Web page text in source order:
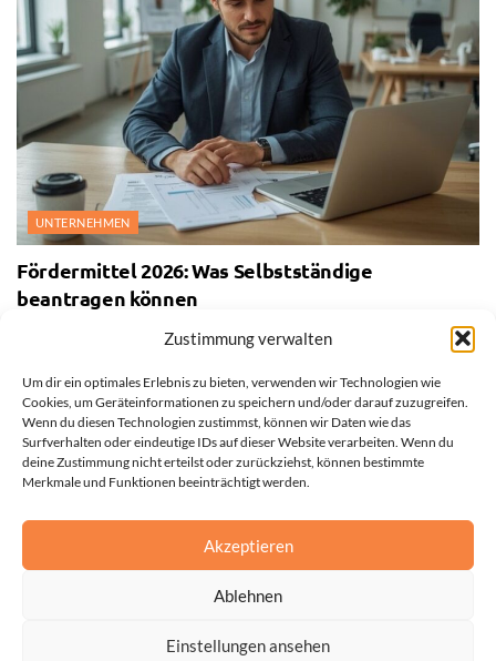
Zustimmung verwalten
Um dir ein optimales Erlebnis zu bieten, verwenden wir Technologien wie
Cookies, um Geräteinformationen zu speichern und/oder darauf zuzugreifen.
Wenn du diesen Technologien zustimmst, können wir Daten wie das
Surfverhalten oder eindeutige IDs auf dieser Website verarbeiten. Wenn du
deine Zustimmung nicht erteilst oder zurückziehst, können bestimmte
Merkmale und Funktionen beeinträchtigt werden.
Akzeptieren
Ablehnen
Einstellungen ansehen
UNTERNEHMEN
Fördermittel 2026: Was Selbstständige
beantragen können
Datenschutzerklärung Cookie-Richtlinie (EU)